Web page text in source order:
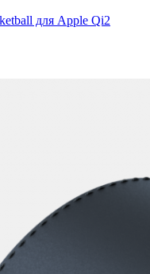
для Apple Qi2